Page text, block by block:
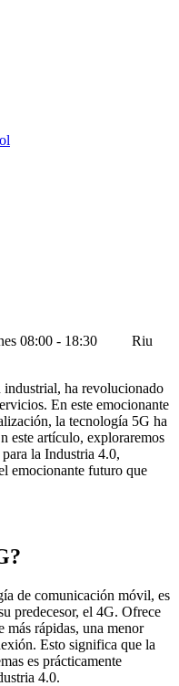
08:00 - 18:30
Riu
ha revolucionado
En este emocionante
la tecnología 5G ha
este artículo, exploraremos
la Industria 4.0,
emocionante futuro que
de comunicación móvil, es
predecesor, el 4G. Ofrece
más rápidas, una menor
Esto significa que la
es prácticamente
4.0.